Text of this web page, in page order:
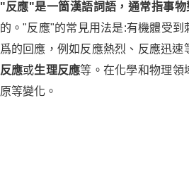
"反應"是一箇漢語詞語，通常指事
的。"反應"的常見用法是:有機體受到
爲的回應，例如反應熱烈、反應迅速
反應或生理反應等。在化學和物理領
原等變化。